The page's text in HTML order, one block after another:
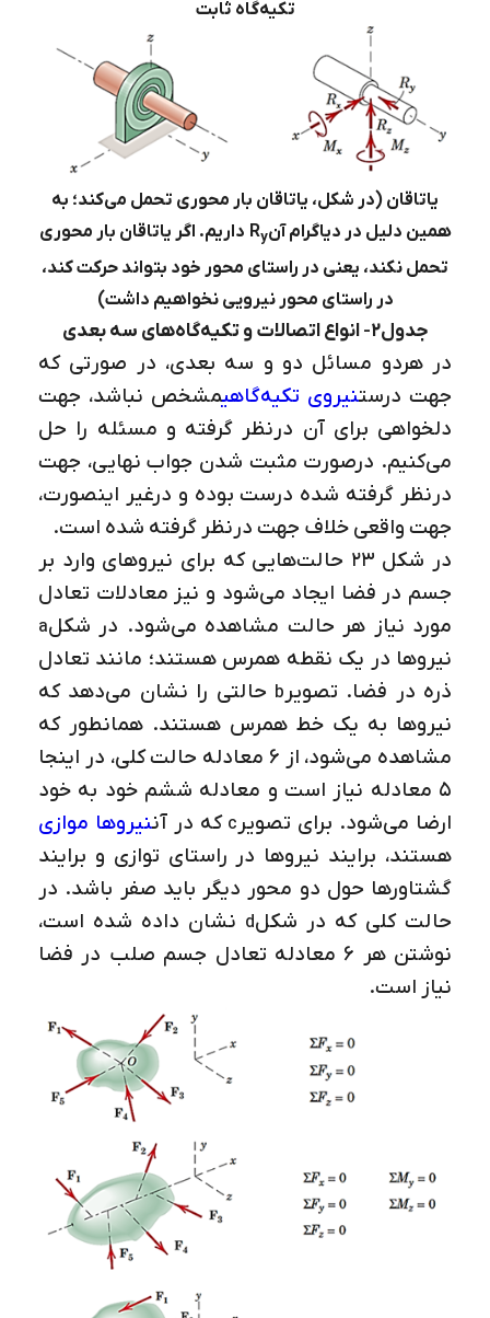
تکیه‌گاه ثابت
یاتاقان (در شکل، یاتاقان بار محوری تحمل می‌کند؛ به
همین دلیل در دیاگرام آن Ry
داریم. اگر یاتاقان بار محوری
تحمل نکند، یعنی در راستای محور خود بتواند حرکت کند،
در راستای محور نیرویی نخواهیم داشت)
جدول2- انواع اتصالات و تکیه‌گاه‌های سه بعدی
در هردو مسائل دو و سه بعدی، در صورتی که
جهت درستنیروی تکیه‌گاهیمشخص نباشد، جهت
دلخواهی برای آن درنظر گرفته و مسئله را حل
می‌کنیم. درصورت مثبت شدن جواب نهایی، جهت
درنظر گرفته شده درست بوده و درغیر اینصورت،
جهت واقعی خلاف جهت درنظر گرفته شده است.
در شکل 23 حالت‌هایی که برای نیروهای وارد بر
جسم در فضا ایجاد می‌شود و نیز معادلات تعادل
مورد نیاز هر حالت مشاهده می‌شود. در شکلa
نیروها در یک نقطه همرس هستند؛ مانند تعادل
ذره در فضا. تصویر b حالتی را نشان می‌دهد که
نیروها به یک خط همرس هستند. همانطور که
مشاهده می‌شود، از 6 معادله حالت کلی، در اینجا
5 معادله نیاز است و معادله ششم خود به خود
ارضا می‌شود. برای تصویر c که در آننیروها موازی
هستند، برایند نیروها در راستای توازی و برایند
گشتاورها حول دو محور دیگر باید صفر باشد. در
حالت کلی که در شکلd نشان داده شده است،
نوشتن هر 6 معادله تعادل جسم صلب در فضا
نیاز است.